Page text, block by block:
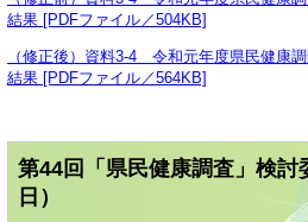
結果 [PDFファイル／504KB]
（修正後）資料3-4 令和元年度県民健康
結果 [PDFファイル／564KB]
第44回「県民健康調査」検討
日）